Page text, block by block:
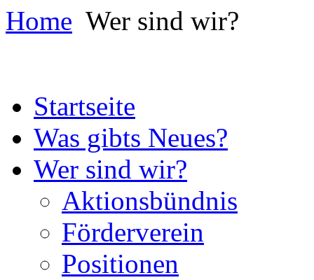
Home Wer sind wir?
Startseite
Was gibts Neues?
Wer sind wir?
Aktionsbündnis
Förderverein
Positionen